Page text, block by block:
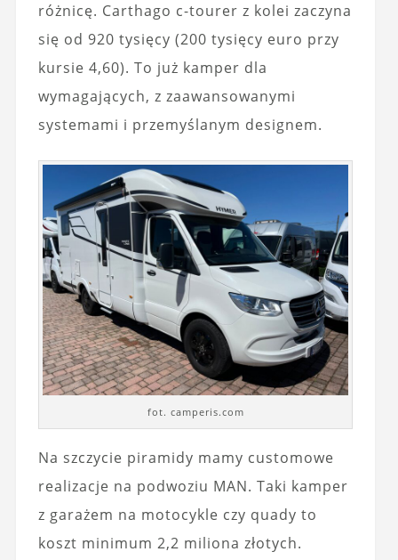
różnicę. Carthago c-tourer z kolei zaczyna
się od 920 tysięcy (200 tysięcy euro przy
kursie 4,60). To już kamper dla
wymagających, z zaawansowanymi
systemami i przemyślanym designem.
fot. camperis.com
Na szczycie piramidy mamy customowe
realizacje na podwoziu MAN. Taki kamper
z garażem na motocykle czy quady to
koszt minimum 2,2 miliona złotych.